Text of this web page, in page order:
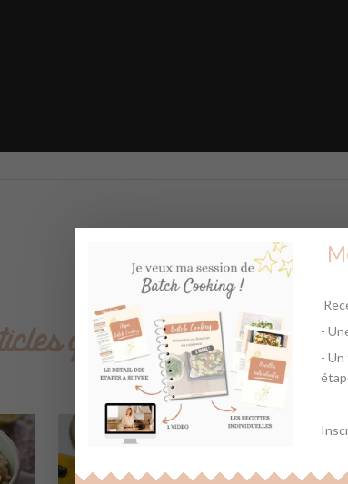
qui pourraient vous
-
-